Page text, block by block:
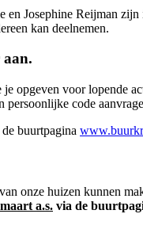
Josephine Reijman
kan deelnemen.
aan.
opgeven voor lopende
code
buurtpagina
onze huizen kunnen
a.s. via de